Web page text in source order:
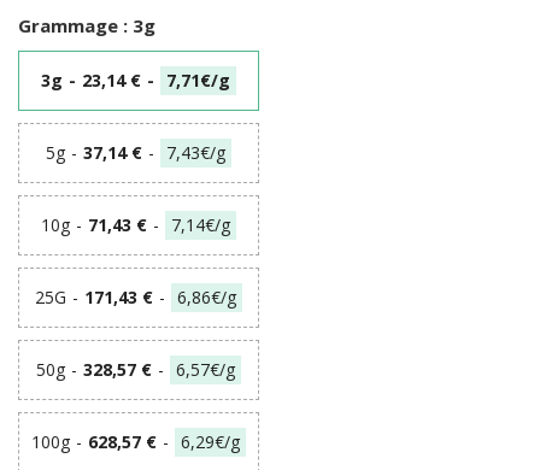
Grammage : 3g
3g - 23,14 € - 7,71€/g
5g - 37,14 € - 7,43€/g
10g - 71,43 € - 7,14€/g
25G - 171,43 € - 6,86€/g
50g - 328,57 € - 6,57€/g
100g - 628,57 € - 6,29€/g